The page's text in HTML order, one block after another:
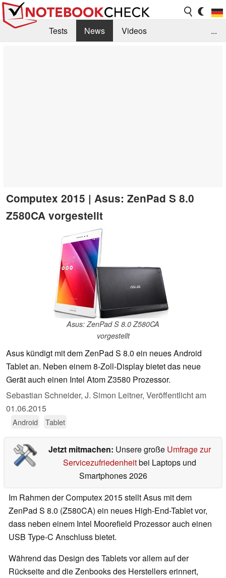
Tests News
Videos
...
Computex 2015 | Asus: ZenPad S 8.0
Z580CA vorgestellt
Asus: ZenPad S 8.0 Z580CA
vorgestellt
Asus kündigt mit dem ZenPad S 8.0 ein neues Android
Tablet an. Neben einem 8-Zoll-Display bietet das neue
Gerät auch einen Intel Atom Z3580 Prozessor.
Sebastian Schneider, J. Simon Leitner, Veröffentlicht am
01.06.2015
Android Tablet
Jetzt mitmachen: Unsere große Umfrage zur
Servicezufriedenheitbei Laptops und
Smartphones 2026
Im Rahmen der Computex 2015 stellt Asus mit dem
ZenPad S 8.0 (Z580CA) ein neues High-End-Tablet vor,
dass neben einem Intel Moorefield Prozessor auch einen
USB Type-C Anschluss bietet.
Während das Design des Tablets vor allem auf der
Rückseite and die Zenbooks des Herstellers erinnert,